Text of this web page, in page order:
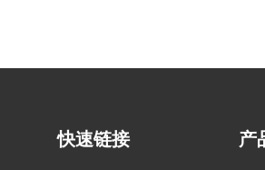
快速链接 产